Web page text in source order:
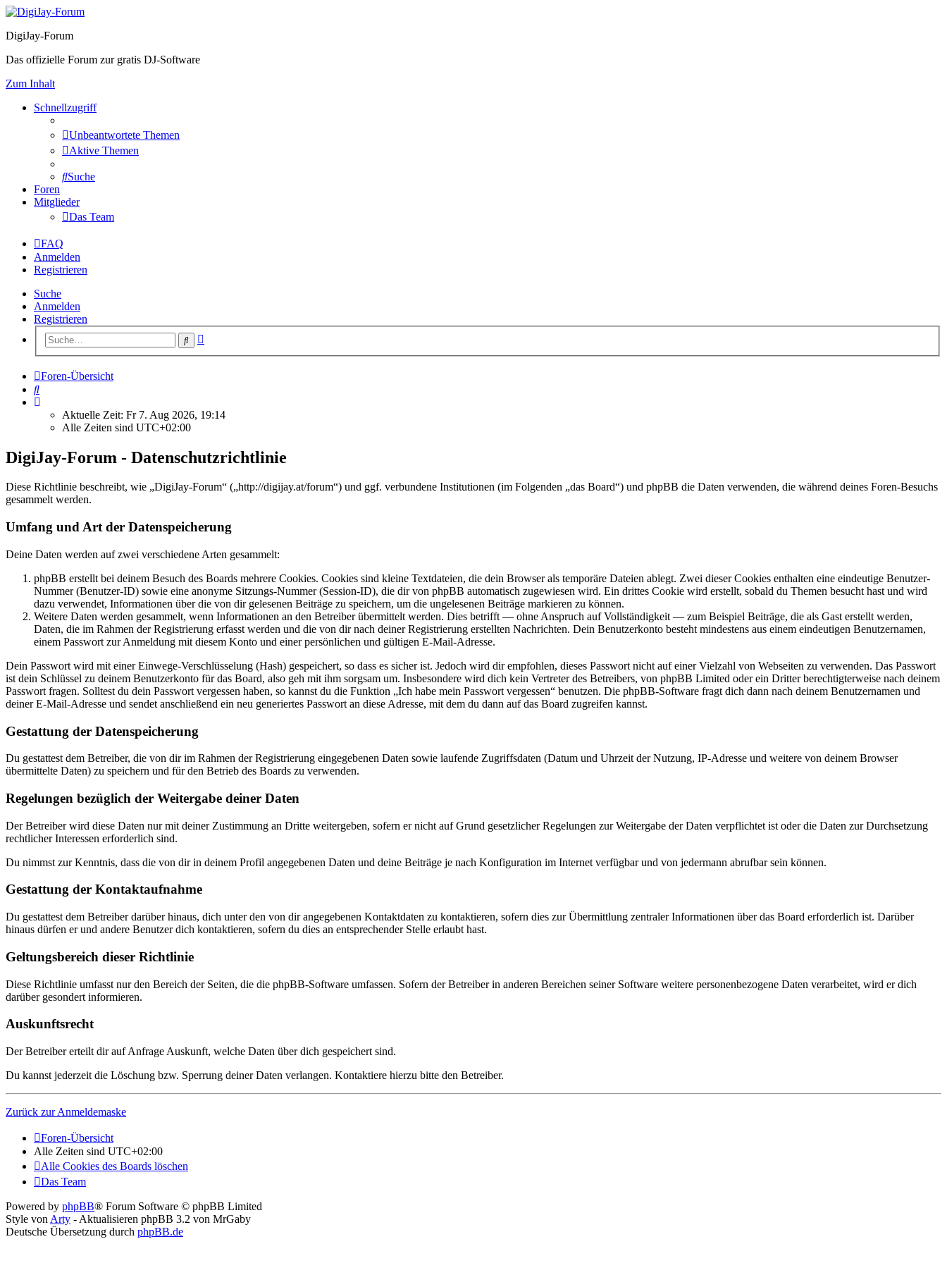
DigiJay-Forum
Das offizielle Forum zur gratis DJ-Software
Zum Inhalt
Schnellzugriff
Unbeantwortete Themen
Aktive Themen
Suche
Foren
Mitglieder
Das Team
FAQ
Anmelden
Registrieren
Suche
Anmelden
Registrieren
Suche
Foren-Übersicht
Suche
Aktuelle Zeit: Fr 7. Aug 2026, 19:14
Alle Zeiten sind UTC+02:00
DigiJay-Forum - Datenschutzrichtlinie
Diese Richtlinie beschreibt, wie „DigiJay-Forum“ („http://digijay.at/forum“) und ggf. verbundene Institutionen (im Folgenden „das Board“) und phpBB die Daten verwenden, die während deines Foren-Besuchs
gesammelt werden.
Umfang und Art der Datenspeicherung
Deine Daten werden auf zwei verschiedene Arten gesammelt:
phpBB erstellt bei deinem Besuch des Boards mehrere Cookies. Cookies sind kleine Textdateien, die dein Browser als temporäre Dateien ablegt. Zwei dieser Cookies enthalten eine eindeutige Benutzer-
Nummer (Benutzer-ID) sowie eine anonyme Sitzungs-Nummer (Session-ID), die dir von phpBB automatisch zugewiesen wird. Ein drittes Cookie wird erstellt, sobald du Themen besucht hast und wird
dazu verwendet, Informationen über die von dir gelesenen Beiträge zu speichern, um die ungelesenen Beiträge markieren zu können.
Weitere Daten werden gesammelt, wenn Informationen an den Betreiber übermittelt werden. Dies betrifft — ohne Anspruch auf Vollständigkeit — zum Beispiel Beiträge, die als Gast erstellt werden,
Daten, die im Rahmen der Registrierung erfasst werden und die von dir nach deiner Registrierung erstellten Nachrichten. Dein Benutzerkonto besteht mindestens aus einem eindeutigen Benutzernamen,
einem Passwort zur Anmeldung mit diesem Konto und einer persönlichen und gültigen E-Mail-Adresse.
Dein Passwort wird mit einer Einwege-Verschlüsselung (Hash) gespeichert, so dass es sicher ist. Jedoch wird dir empfohlen, dieses Passwort nicht auf einer Vielzahl von Webseiten zu verwenden. Das Passwort
ist dein Schlüssel zu deinem Benutzerkonto für das Board, also geh mit ihm sorgsam um. Insbesondere wird dich kein Vertreter des Betreibers, von phpBB Limited oder ein Dritter berechtigterweise nach deinem
Passwort fragen. Solltest du dein Passwort vergessen haben, so kannst du die Funktion „Ich habe mein Passwort vergessen“ benutzen. Die phpBB-Software fragt dich dann nach deinem Benutzernamen und
deiner E-Mail-Adresse und sendet anschließend ein neu generiertes Passwort an diese Adresse, mit dem du dann auf das Board zugreifen kannst.
Gestattung der Datenspeicherung
Du gestattest dem Betreiber, die von dir im Rahmen der Registrierung eingegebenen Daten sowie laufende Zugriffsdaten (Datum und Uhrzeit der Nutzung, IP-Adresse und weitere von deinem Browser
übermittelte Daten) zu speichern und für den Betrieb des Boards zu verwenden.
Regelungen bezüglich der Weitergabe deiner Daten
Der Betreiber wird diese Daten nur mit deiner Zustimmung an Dritte weitergeben, sofern er nicht auf Grund gesetzlicher Regelungen zur Weitergabe der Daten verpflichtet ist oder die Daten zur Durchsetzung
rechtlicher Interessen erforderlich sind.
Du nimmst zur Kenntnis, dass die von dir in deinem Profil angegebenen Daten und deine Beiträge je nach Konfiguration im Internet verfügbar und von jedermann abrufbar sein können.
Gestattung der Kontaktaufnahme
Du gestattest dem Betreiber darüber hinaus, dich unter den von dir angegebenen Kontaktdaten zu kontaktieren, sofern dies zur Übermittlung zentraler Informationen über das Board erforderlich ist. Darüber
hinaus dürfen er und andere Benutzer dich kontaktieren, sofern du dies an entsprechender Stelle erlaubt hast.
Geltungsbereich dieser Richtlinie
Diese Richtlinie umfasst nur den Bereich der Seiten, die die phpBB-Software umfassen. Sofern der Betreiber in anderen Bereichen seiner Software weitere personenbezogene Daten verarbeitet, wird er dich
darüber gesondert informieren.
Auskunftsrecht
Der Betreiber erteilt dir auf Anfrage Auskunft, welche Daten über dich gespeichert sind.
Du kannst jederzeit die Löschung bzw. Sperrung deiner Daten verlangen. Kontaktiere hierzu bitte den Betreiber.
Zurück zur Anmeldemaske
Foren-Übersicht
Alle Zeiten sind UTC+02:00
Alle Cookies des Boards löschen
Das Team
Powered by phpBB® Forum Software © phpBB Limited
Style von Arty - Aktualisieren phpBB 3.2 von MrGaby
Deutsche Übersetzung durch phpBB.de